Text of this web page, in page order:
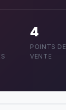
4
POINTS DE
VENTE